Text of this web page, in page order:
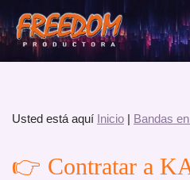
Saltar
al
Usted está aquí Inicio | Bandas
👉 Contratar a